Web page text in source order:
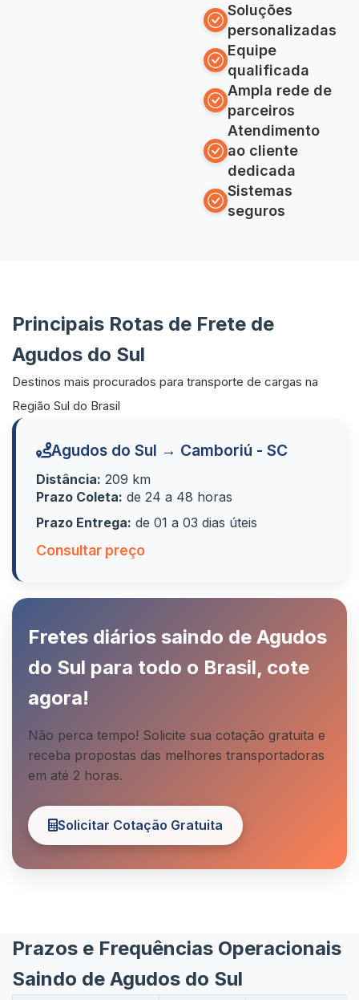
Soluções
personalizadas
Equipe
qualificada
Ampla rede de
parceiros
Atendimento
ao cliente
dedicada
Sistemas
seguros
Principais Rotas de Frete de
Agudos do Sul
Destinos mais procurados para transporte de cargas na
Região Sul do Brasil
Agudos do Sul → Camboriú - SC
Distância: 209 km
Prazo Coleta: de 24 a 48 horas
Prazo Entrega: de 01 a 03 dias úteis
Consultar preço
Fretes diários saindo de Agudos
do Sul para todo o Brasil, cote
agora!
Não perca tempo! Solicite sua cotação gratuita e
receba propostas das melhores transportadoras
em até 2 horas.
Solicitar Cotação Gratuita
Prazos e Frequências Operacionais
Saindo de Agudos do Sul